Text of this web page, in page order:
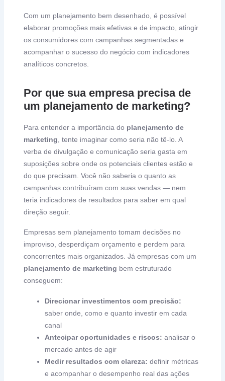
Com um planejamento bem desenhado, é possível
elaborar promoções mais efetivas e de impacto, atingir
os consumidores com campanhas segmentadas e
acompanhar o sucesso do negócio com indicadores
analíticos concretos.
Por que sua empresa precisa de
um planejamento de marketing?
Para entender a importância do planejamento de
marketing , tente imaginar como seria não tê-lo. A
verba de divulgação e comunicação seria gasta em
suposições sobre onde os potenciais clientes estão e
do que precisam. Você não saberia o quanto as
campanhas contribuíram com suas vendas — nem
teria indicadores de resultados para saber em qual
direção seguir.
Empresas sem planejamento tomam decisões no
improviso, desperdiçam orçamento e perdem para
concorrentes mais organizados. Já empresas com um
planejamento de marketing bem estruturado
conseguem:
Direcionar investimentos com precisão:
saber onde, como e quanto investir em cada
canal
Antecipar oportunidades e riscos: analisar o
mercado antes de agir
Medir resultados com clareza: definir métricas
e acompanhar o desempenho real das ações